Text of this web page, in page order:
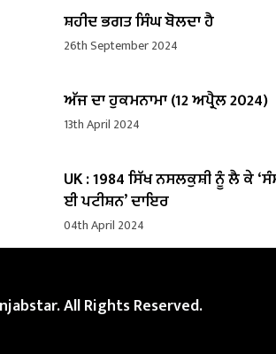
ਸ਼ਹੀਦ ਭਗਤ ਸਿੰਘ ਬੋਲਦਾ ਹੈ
26th September 2024
ਅੱਜ ਦਾ ਹੁਕਮਨਾਮਾ (12 ਅਪ੍ਰੈਲ 2024)
13th April 2024
UK : 1984 ਸਿੱਖ ਨਸਲਕੁਸ਼ੀ ਨੂੰ ਲੈ ਕੇ
ਈ ਪਟੀਸ਼ਨ’ ਦਾਇਰ
04th April 2024
All Rights Reserved.